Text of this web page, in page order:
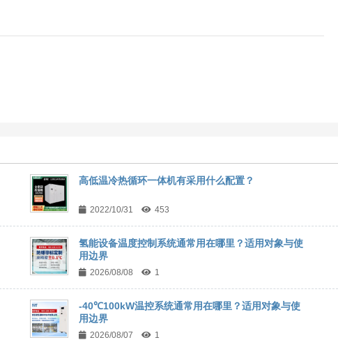
高低温冷热循环一体机有采用什么配置？
2022/10/31 453
氢能设备温度控制系统通常用在哪里？适用对象与使
用边界
2026/08/08 1
-40℃100kW温控系统通常用在哪里？适用对象与使
用边界
2026/08/07 1